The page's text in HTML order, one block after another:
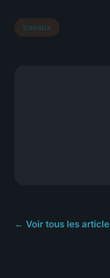
travaux
← Voir tous les